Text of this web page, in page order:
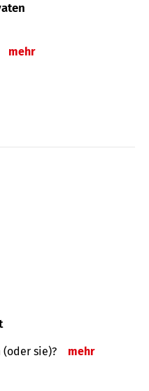
mehr
sie)? mehr